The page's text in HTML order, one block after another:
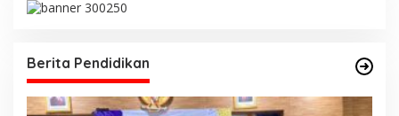
Berita Pendidikan